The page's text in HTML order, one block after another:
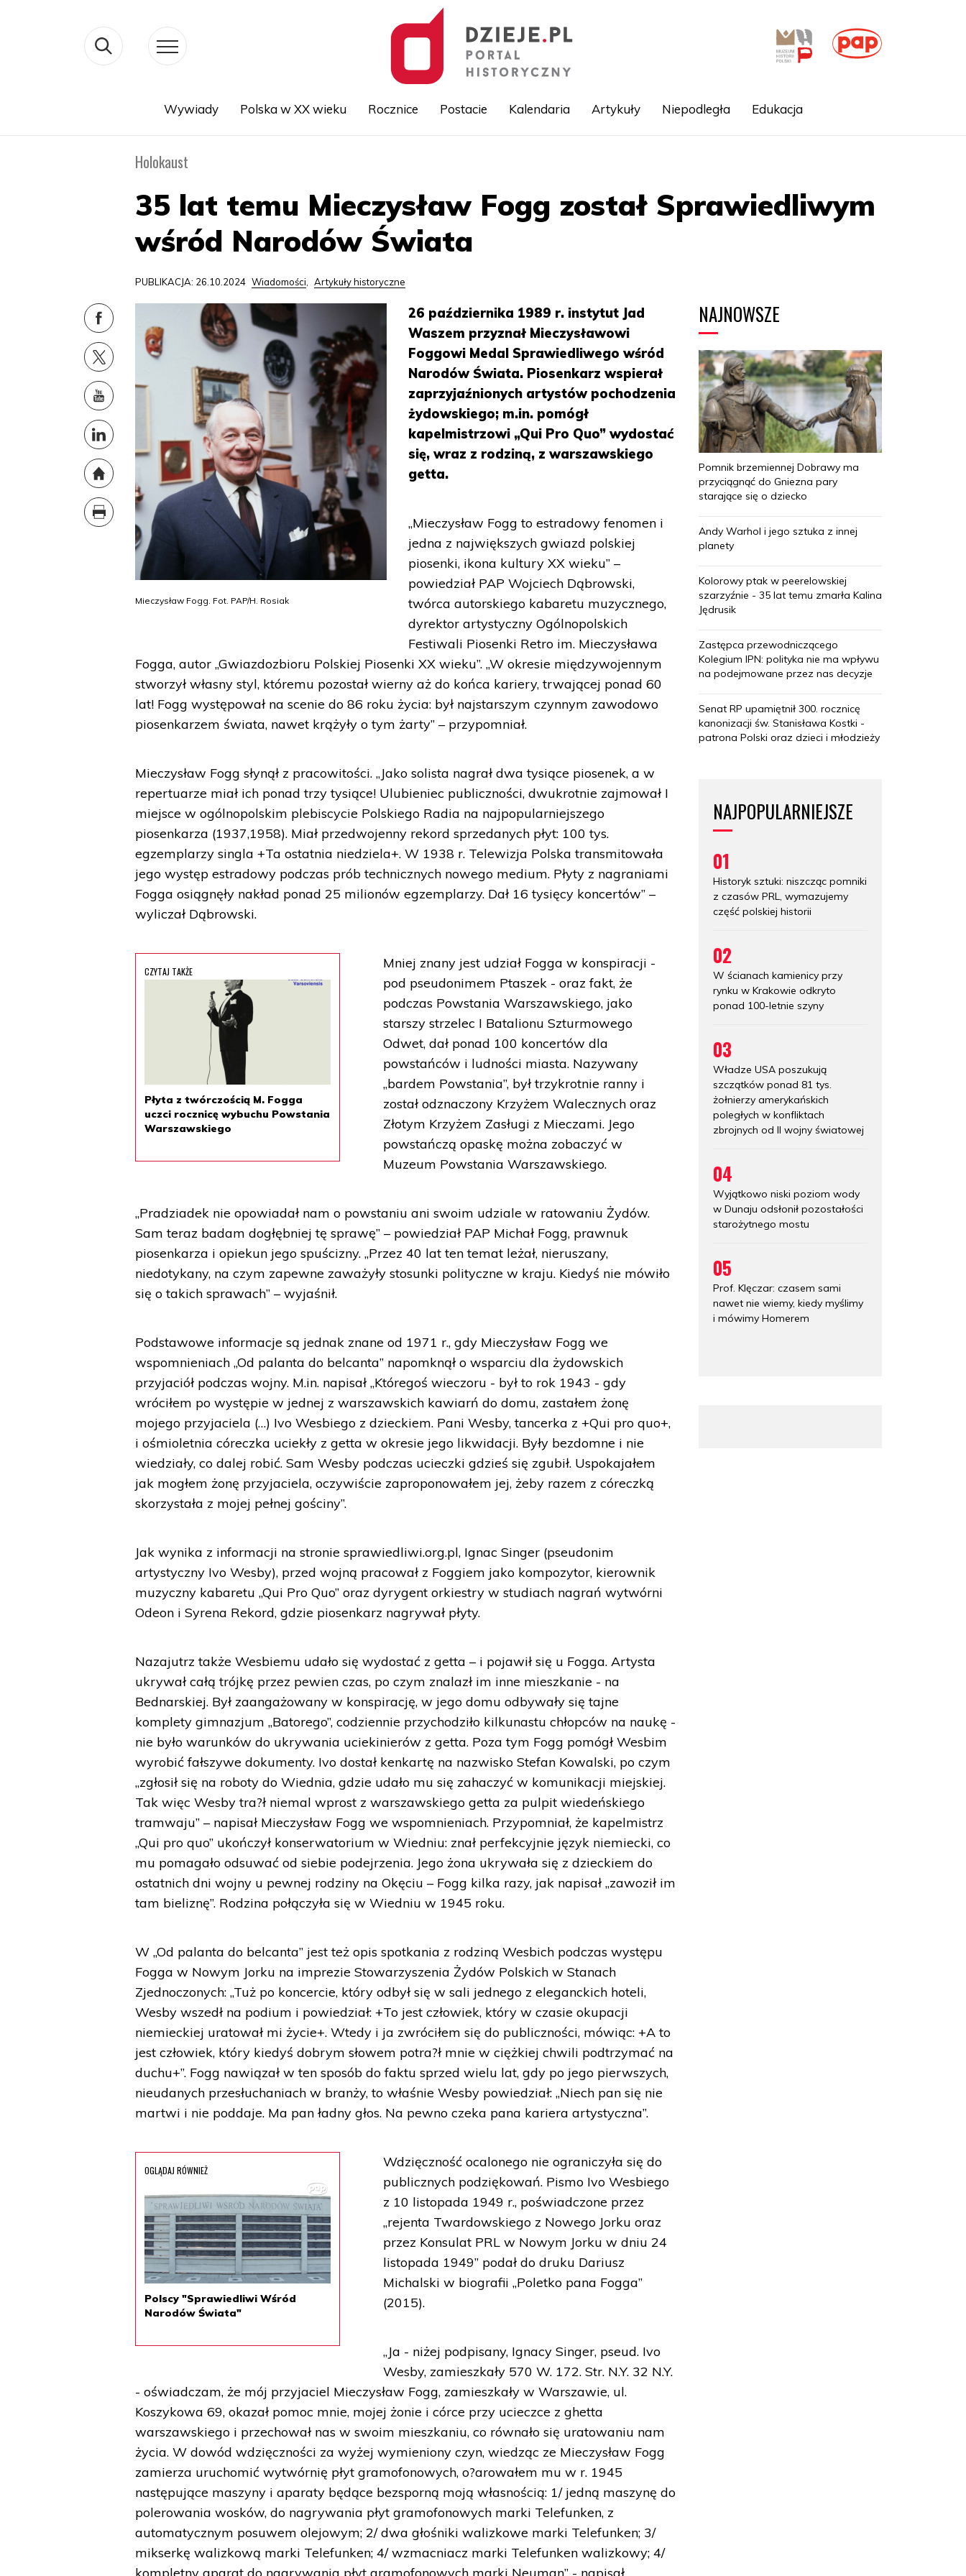
Wywiady Polska w XX wieku Rocznice Postacie Kalendaria Artykuły Niepodległa Edukacja
Holokaust
35 lat temu Mieczysław Fogg został Sprawiedliwym
wśród Narodów Świata
PUBLIKACJA: 26.10.2024 Wiadomości, Artykuły historyczne
Mieczysław Fogg. Fot. PAP/H. Rosiak
26 października 1989 r. instytut Jad
Waszem przyznał Mieczysławowi
Foggowi Medal Sprawiedliwego wśród
Narodów Świata. Piosenkarz wspierał
zaprzyjaźnionych artystów pochodzenia
żydowskiego; m.in. pomógł
kapelmistrzowi „Qui Pro Quo” wydostać
się, wraz z rodziną, z warszawskiego
getta.
„Mieczysław Fogg to estradowy fenomen i
jedna z największych gwiazd polskiej
piosenki, ikona kultury XX wieku” –
powiedział PAP Wojciech Dąbrowski,
twórca autorskiego kabaretu muzycznego,
dyrektor artystyczny Ogólnopolskich
Festiwali Piosenki Retro im. Mieczysława
Fogga, autor „Gwiazdozbioru Polskiej Piosenki XX wieku”. „W okresie międzywojennym
stworzył własny styl, któremu pozostał wierny aż do końca kariery, trwającej ponad 60
lat! Fogg występował na scenie do 86 roku życia: był najstarszym czynnym zawodowo
piosenkarzem świata, nawet krążyły o tym żarty” – przypomniał.
Mieczysław Fogg słynął z pracowitości. „Jako solista nagrał dwa tysiące piosenek, a w
repertuarze miał ich ponad trzy tysiące! Ulubieniec publiczności, dwukrotnie zajmował I
miejsce w ogólnopolskim plebiscycie Polskiego Radia na najpopularniejszego
piosenkarza (1937,1958). Miał przedwojenny rekord sprzedanych płyt: 100 tys.
egzemplarzy singla +Ta ostatnia niedziela+. W 1938 r. Telewizja Polska transmitowała
jego występ estradowy podczas prób technicznych nowego medium. Płyty z nagraniami
Fogga osiągnęły nakład ponad 25 milionów egzemplarzy. Dał 16 tysięcy koncertów” –
wyliczał Dąbrowski.
CZYTAJ TAKŻE
Płyta z twórczością M. Fogga
uczci rocznicę wybuchu Powstania
Warszawskiego
Mniej znany jest udział Fogga w konspiracji -
pod pseudonimem Ptaszek - oraz fakt, że
podczas Powstania Warszawskiego, jako
starszy strzelec I Batalionu Szturmowego
Odwet, dał ponad 100 koncertów dla
powstańców i ludności miasta. Nazywany
„bardem Powstania”, był trzykrotnie ranny i
został odznaczony Krzyżem Walecznych oraz
Złotym Krzyżem Zasługi z Mieczami. Jego
powstańczą opaskę można zobaczyć w
Muzeum Powstania Warszawskiego.
„Pradziadek nie opowiadał nam o powstaniu ani swoim udziale w ratowaniu Żydów.
Sam teraz badam dogłębniej tę sprawę” – powiedział PAP Michał Fogg, prawnuk
piosenkarza i opiekun jego spuścizny. „Przez 40 lat ten temat leżał, nieruszany,
niedotykany, na czym zapewne zaważyły stosunki polityczne w kraju. Kiedyś nie mówiło
się o takich sprawach” – wyjaśnił.
Podstawowe informacje są jednak znane od 1971 r., gdy Mieczysław Fogg we
wspomnieniach „Od palanta do belcanta” napomknął o wsparciu dla żydowskich
przyjaciół podczas wojny. M.in. napisał „Któregoś wieczoru - był to rok 1943 - gdy
wróciłem po występie w jednej z warszawskich kawiarń do domu, zastałem żonę
mojego przyjaciela (…) Ivo Wesbiego z dzieckiem. Pani Wesby, tancerka z +Qui pro quo+,
i ośmioletnia córeczka uciekły z getta w okresie jego likwidacji. Były bezdomne i nie
wiedziały, co dalej robić. Sam Wesby podczas ucieczki gdzieś się zgubił. Uspokajałem
jak mogłem żonę przyjaciela, oczywiście zaproponowałem jej, żeby razem z córeczką
skorzystała z mojej pełnej gościny”.
Jak wynika z informacji na stronie sprawiedliwi.org.pl, Ignac Singer (pseudonim
artystyczny Ivo Wesby), przed wojną pracował z Foggiem jako kompozytor, kierownik
muzyczny kabaretu „Qui Pro Quo” oraz dyrygent orkiestry w studiach nagrań wytwórni
Odeon i Syrena Rekord, gdzie piosenkarz nagrywał płyty.
Nazajutrz także Wesbiemu udało się wydostać z getta – i pojawił się u Fogga. Artysta
ukrywał całą trójkę przez pewien czas, po czym znalazł im inne mieszkanie - na
Bednarskiej. Był zaangażowany w konspirację, w jego domu odbywały się tajne
komplety gimnazjum „Batorego”, codziennie przychodziło kilkunastu chłopców na naukę -
nie było warunków do ukrywania uciekinierów z getta. Poza tym Fogg pomógł Wesbim
wyrobić fałszywe dokumenty. Ivo dostał kenkartę na nazwisko Stefan Kowalski, po czym
„zgłosił się na roboty do Wiednia, gdzie udało mu się zahaczyć w komunikacji miejskiej.
Tak więc Wesby tra?ł niemal wprost z warszawskiego getta za pulpit wiedeńskiego
tramwaju” – napisał Mieczysław Fogg we wspomnieniach. Przypomniał, że kapelmistrz
„Qui pro quo” ukończył konserwatorium w Wiedniu: znał perfekcyjnie język niemiecki, co
mu pomagało odsuwać od siebie podejrzenia. Jego żona ukrywała się z dzieckiem do
ostatnich dni wojny u pewnej rodziny na Okęciu – Fogg kilka razy, jak napisał „zawoził im
tam bieliznę”. Rodzina połączyła się w Wiedniu w 1945 roku.
W „Od palanta do belcanta” jest też opis spotkania z rodziną Wesbich podczas występu
Fogga w Nowym Jorku na imprezie Stowarzyszenia Żydów Polskich w Stanach
Zjednoczonych: „Tuż po koncercie, który odbył się w sali jednego z eleganckich hoteli,
Wesby wszedł na podium i powiedział: +To jest człowiek, który w czasie okupacji
niemieckiej uratował mi życie+. Wtedy i ja zwróciłem się do publiczności, mówiąc: +A to
jest człowiek, który kiedyś dobrym słowem potra?ł mnie w ciężkiej chwili podtrzymać na
duchu+”. Fogg nawiązał w ten sposób do faktu sprzed wielu lat, gdy po jego pierwszych,
nieudanych przesłuchaniach w branży, to właśnie Wesby powiedział: „Niech pan się nie
martwi i nie poddaje. Ma pan ładny głos. Na pewno czeka pana kariera artystyczna”.
OGLĄDAJ RÓWNIEŻ
Polscy "Sprawiedliwi Wśród
Narodów Świata"
Wdzięczność ocalonego nie ograniczyła się do
publicznych podziękowań. Pismo Ivo Wesbiego
z 10 listopada 1949 r., poświadczone przez
„rejenta Twardowskiego z Nowego Jorku oraz
przez Konsulat PRL w Nowym Jorku w dniu 24
listopada 1949” podał do druku Dariusz
Michalski w biografii „Poletko pana Fogga”
(2015).
„Ja - niżej podpisany, Ignacy Singer, pseud. Ivo
Wesby, zamieszkały 570 W. 172. Str. N.Y. 32 N.Y.
- oświadczam, że mój przyjaciel Mieczysław Fogg, zamieszkały w Warszawie, ul.
Koszykowa 69, okazał pomoc mnie, mojej żonie i córce przy ucieczce z ghetta
warszawskiego i przechował nas w swoim mieszkaniu, co równało się uratowaniu nam
życia. W dowód wdzięczności za wyżej wymieniony czyn, wiedząc ze Mieczysław Fogg
zamierza uruchomić wytwórnię płyt gramofonowych, o?arowałem mu w r. 1945
następujące maszyny i aparaty będące bezsporną moją własnością: 1/ jedną maszynę do
polerowania wosków, do nagrywania płyt gramofonowych marki Telefunken, z
automatycznym posuwem olejowym; 2/ dwa głośniki walizkowe marki Telefunken; 3/
mikserkę walizkową marki Telefunken; 4/ wzmacniacz marki Telefunken walizkowy; 4/
NAJNOWSZE
Pomnik brzemiennej Dobrawy ma
przyciągnąć do Gniezna pary
starające się o dziecko
Andy Warhol i jego sztuka z innej
planety
Kolorowy ptak w peerelowskiej
szarzyźnie - 35 lat temu zmarła Kalina
Jędrusik
Zastępca przewodniczącego
Kolegium IPN: polityka nie ma wpływu
na podejmowane przez nas decyzje
Senat RP upamiętnił 300. rocznicę
kanonizacji św. Stanisława Kostki -
patrona Polski oraz dzieci i młodzieży
NAJPOPULARNIEJSZE
01
Historyk sztuki: niszcząc pomniki
z czasów PRL, wymazujemy
część polskiej historii
02
W ścianach kamienicy przy
rynku w Krakowie odkryto
ponad 100-letnie szyny
03
Władze USA poszukują
szczątków ponad 81 tys.
żołnierzy amerykańskich
poległych w konfliktach
zbrojnych od II wojny światowej
04
Wyjątkowo niski poziom wody
w Dunaju odsłonił pozostałości
starożytnego mostu
05
Prof. Klęczar: czasem sami
nawet nie wiemy, kiedy myślimy
i mówimy Homerem